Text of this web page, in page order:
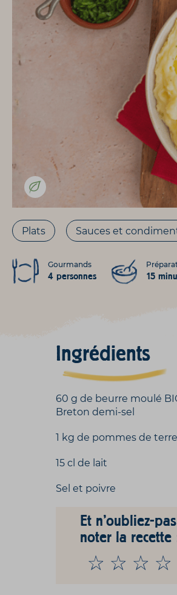
Plats Sauces et
Gourmands
4 personnes 15
Ingrédients
60 g de beurre moulé
Breton demi-sel
1 kg de pommes de terre
15 cl de lait
Sel et poivre
Et n'oubliez-
noter la recette